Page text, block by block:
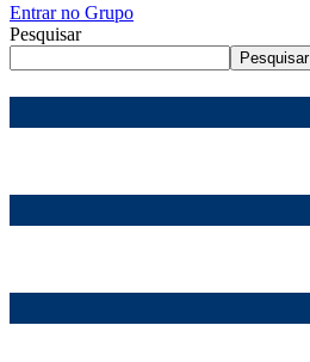
Entrar no Grupo
Pesquisar
Pesquisar